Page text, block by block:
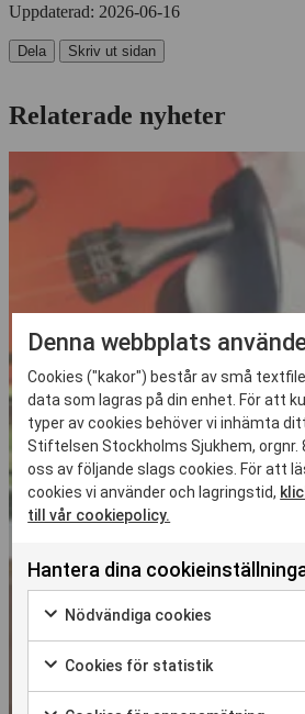
Uppdaterad: 2026-06-16
Dela Skriv ut sidan
Relaterade nyheter
Denna webbplats
Cookies ("kakor") består av små
data som lagras på din enhet. För att
typer av cookies behöver vi inhämta
Stiftelsen Stockholms Sjukhem, orgnr.
oss av följande slags cookies. För att
cookies vi använder och lagringstid,
till vår cookiepolicy.
Hantera dina
Nödvändiga cookies
Markera
för
samtycka
Cookies för statistik
Markera
för